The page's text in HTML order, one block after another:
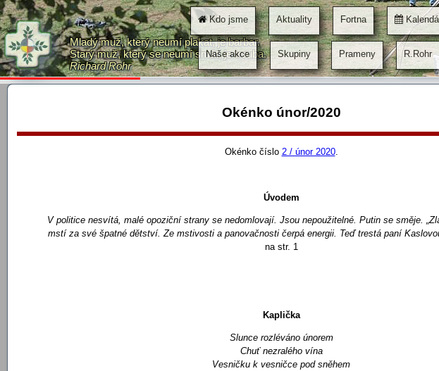
Fortna
Aktuality
Kdo jsme
R.Rohr
Prameny
Skupiny
Naše akce
Mladý muž, který neumí plakat, je barbar.
Starý muž, který se neumí smát, je trouba.
Richard Rohr
Okénko březen/2020Okénko číslo 3 / březen 2020 . Úvodem Mazaní podvodníci, od Kaifáše, přes
dnešní, využívají slepou víru mnohých. Někteří „věřící“ prohlédnou až po hromadě mrtvých. Slováci se
zastřelených. Ale i slovenské malé demokratické... pokr. na str. 1 Autor: /v Podběl Místa, kde
znaveny jak křídla složená a z oblaků a z hladin svou …
Okénko únor/2020
Okénko číslo 2 / únor 2020.
Úvodem
V politice nesvítá, malé opoziční strany se nedomlovají. Jsou nepoužitelné. Putin se směje.
mstí za své špatné dětství. Ze mstivosti a panovačnosti čerpá energii. Teď trestá paní
na str. 1
Kaplička
Slunce rozléváno únorem
Chuť nezralého vína
Vesničku k vesničce pod sněhem